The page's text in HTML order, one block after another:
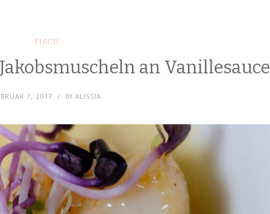
FISCH
an Vanillesauce
7, 2017 BY ALISSIA